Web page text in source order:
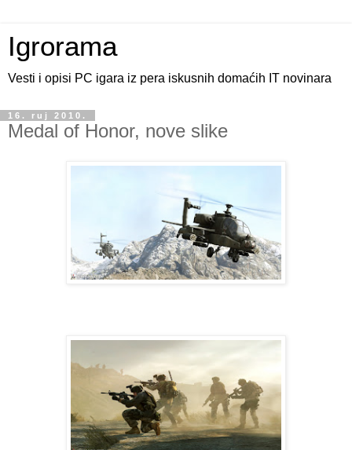
Igrorama
Vesti i opisi PC igara iz pera iskusnih domaćih IT novinara
16. ruj 2010.
Medal of Honor, nove slike